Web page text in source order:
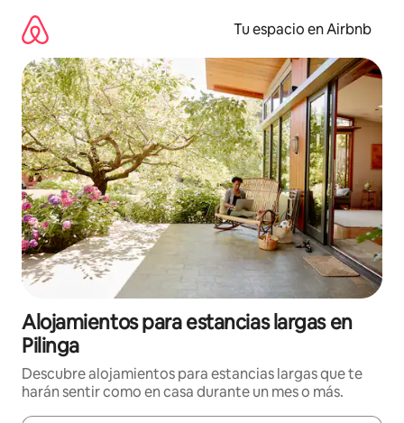
contenido
Tu espacio en Airbnb
Alojamientos para estancias largas en
Pilinga
Descubre alojamientos para estancias largas que te
harán sentir como en casa durante un mes o más.